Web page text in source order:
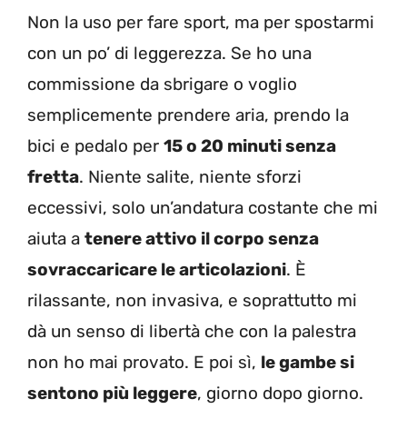
Non la uso per fare sport, ma per spostarmi
con un po’ di leggerezza. Se ho una
commissione da sbrigare o voglio
semplicemente prendere aria, prendo la
bici e pedalo per 15 o 20 minuti senza
fretta. Niente salite, niente sforzi
eccessivi, solo un’andatura costante che mi
aiuta a tenere attivo il corpo senza
sovraccaricare le articolazioni. È
rilassante, non invasiva, e soprattutto mi
dà un senso di libertà che con la palestra
non ho mai provato. E poi sì, le gambe si
sentono più leggere, giorno dopo giorno.